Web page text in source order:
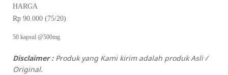
HARGA
Rp 90.000 (75/20)
50 kapsul @500mg
Disclaimer :Produk yang Kami kirim adalah produk Asli /
Original.